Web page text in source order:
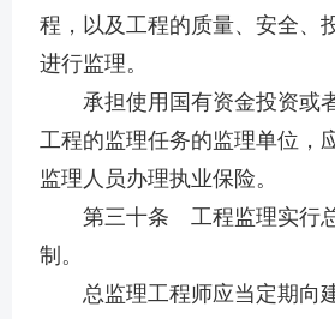
程，以及工程的质量、安全、
进行监理。
承担使用国有资金投资或
工程的监理任务的监理单位，
监理人员办理执业保险。
第三十条 工程监理实行总
制。
总监理工程师应当定期向